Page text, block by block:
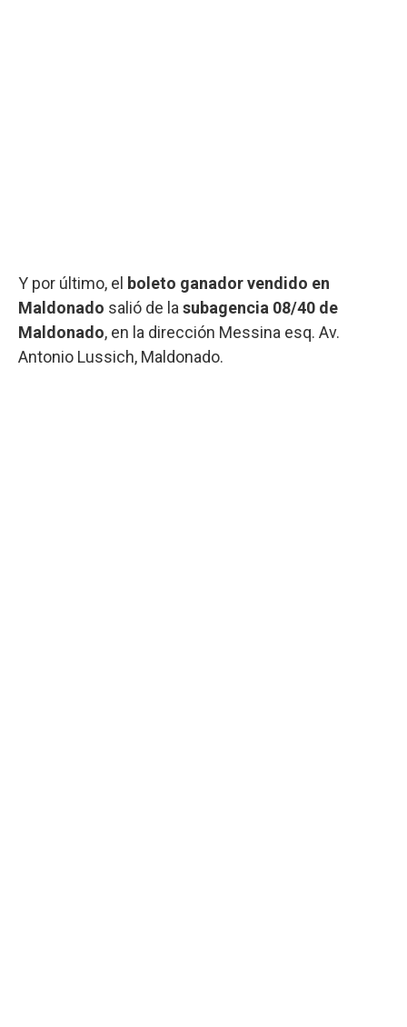
Y por último, el boleto ganador vendido en
Maldonado salió de la subagencia 08/40 de
Maldonado, en la dirección Messina esq. Av.
Antonio Lussich, Maldonado.